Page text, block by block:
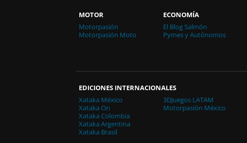
MOTOR
Motorpasión
Motorpasión Moto
ECONOMÍA
El Blog Salmón
Pymes y Autónomos
EDICIONES INTERNACIONALES
Xataka México
Xataka On
Xataka Colombia
Xataka Argentina
Xataka Brasil
3DJuegos LATAM
Motorpasión México